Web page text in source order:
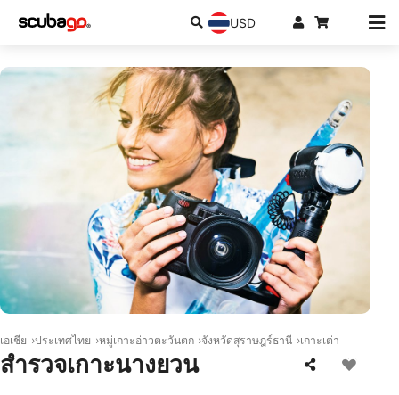
USD
เอเชีย ประเทศไทย หมู่เกาะอ่าวตะวันตก จังหวัดสุราษฎร์ธานี เกาะเต่า
สำรวจเกาะนางยวน